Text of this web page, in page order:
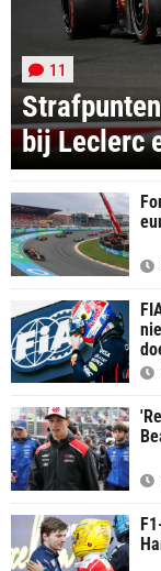
bij Leclerc
11